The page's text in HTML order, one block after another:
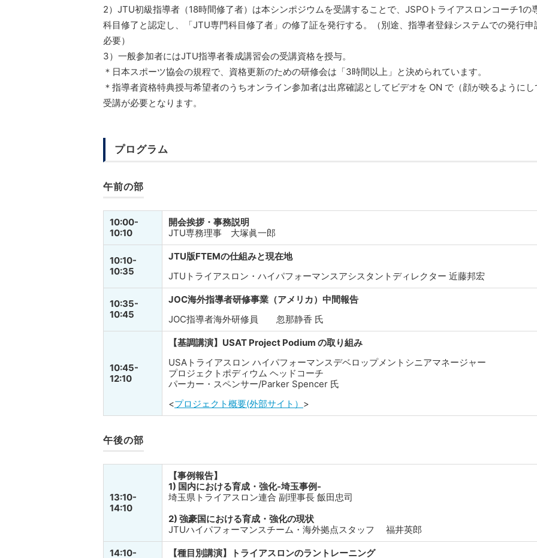
2）JTU初級指導者（18時間修了者）は本シンポジウムを受講することで、JSPOトライアスロンコーチ1の
科目修了と認定し、「JTU専門科目修了者」の修了証を発行する。（別途、指導者登録システムでの発行申
必要）
3）一般参加者にはJTU指導者養成講習会の受講資格を授与。
＊日本スポーツ協会の規程で、資格更新のための研修会は「3時間以上」と決められています。
＊指導者資格特典授与希望者のうちオンライン参加者は出席確認としてビデオを ON で（顔が映るようにし
受講が必要となります。
プログラム
午前の部
10:00-
10:10
開会挨拶・事務説明
JTU専務理事 大塚眞一郎
10:10-
10:35
JTU版FTEMの仕組みと現在地
JTUトライアスロン・ハイパフォーマンスアシスタントディレクター 近藤邦宏
10:35-
10:45
JOC海外指導者研修事業（アメリカ）中間報告
JOC指導者海外研修員 忽那静香 氏
10:45-
12:10
【基調講演】USAT Project Podium の取り組み
USAトライアスロン ハイパフォーマンスデベロップメントシニアマネージャー
プロジェクトポディウム ヘッドコーチ
パーカー・スペンサー/Parker Spencer 氏
<プロジェクト概要(外部サイト） >
午後の部
13:10-
14:10
【事例報告】
1) 国内における育成・強化-埼玉事例-
埼玉県トライアスロン連合 副理事長 飯田忠司
2) 強豪国における育成・強化の現状
JTUハイパフォーマンスチーム・海外拠点スタッフ 福井英郎
14:10-
【種目別講演】トライアスロンのラントレーニング